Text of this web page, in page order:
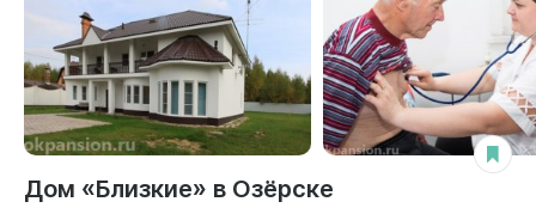
Дом «Близкие» в Озёрске